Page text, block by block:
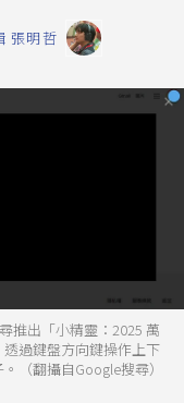
張明哲
推出「小精靈：2025 萬
過鍵盤方向鍵操作上下
（翻攝自Google搜尋）